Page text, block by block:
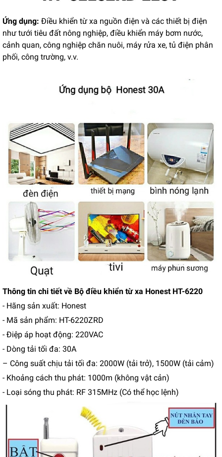
Ứng dụng: Điều khiển từ xa nguồn điện và các thiết bị điện
như tưới tiêu đất nông nghiệp, điều khiển máy bơm nước,
cảnh quan, công nghiệp chăn nuôi, máy rửa xe, tủ điện phân
phối, công trường, v.v.
Thông tin chi tiết về Bộ điều khiển từ xa Honest HT-6220
- Hãng sản xuất: Honest
- Mã sản phẩm: HT-6220ZRD
- Điệp áp hoạt động: 220VAC
- Dòng tải tối đa: 30A
– Công suất chịu tải tối đa: 2000W (tải trở), 1500W (tải cảm)
- Khoảng cách thu phát: 1000m (không vật cản)
- Loại sóng thu phát: RF 315MHz (Có thể học lệnh)